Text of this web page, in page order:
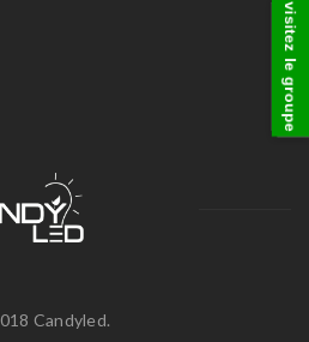
Candyled.
visitez le groupe